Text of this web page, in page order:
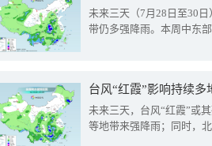
未来三天（7月28日至30
带仍多强降雨。本周中东
台风“红霞”影响持续
未来三天，台风“红霞”或
等地带来强降雨；同时，